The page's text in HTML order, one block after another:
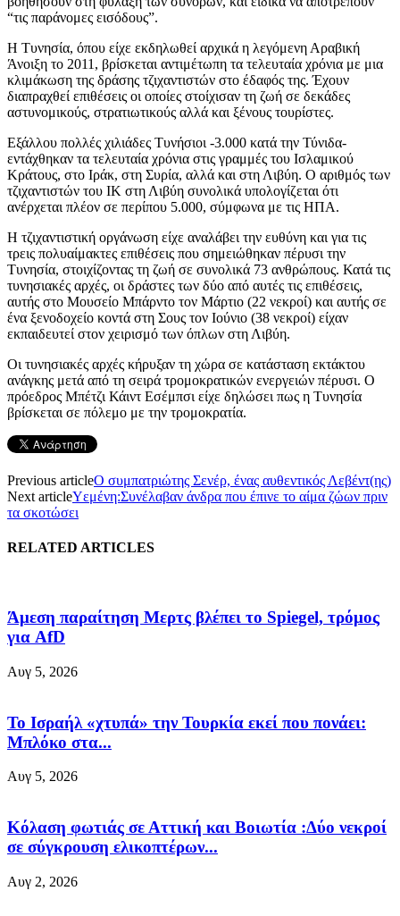
“τις παράνομες εισόδους”.
Η Τυνησία, όπου είχε εκδηλωθεί αρχικά η λεγόμενη Αραβική
Άνοιξη το 2011, βρίσκεται αντιμέτωπη τα τελευταία χρόνια με μια
κλιμάκωση της δράσης τζιχαντιστών στο έδαφός της. Έχουν
διαπραχθεί επιθέσεις οι οποίες στοίχισαν τη ζωή σε δεκάδες
αστυνομικούς, στρατιωτικούς αλλά και ξένους τουρίστες.
Εξάλλου πολλές χιλιάδες Τυνήσιοι -3.000 κατά την Τύνιδα-
εντάχθηκαν τα τελευταία χρόνια στις γραμμές του Ισλαμικού
Κράτους, στο Ιράκ, στη Συρία, αλλά και στη Λιβύη. Ο αριθμός των
τζιχαντιστών του ΙΚ στη Λιβύη συνολικά υπολογίζεται ότι
ανέρχεται πλέον σε περίπου 5.000, σύμφωνα με τις ΗΠΑ.
Η τζιχαντιστική οργάνωση είχε αναλάβει την ευθύνη και για τις
τρεις πολυαίμακτες επιθέσεις που σημειώθηκαν πέρυσι την
Τυνησία, στοιχίζοντας τη ζωή σε συνολικά 73 ανθρώπους. Κατά τις
τυνησιακές αρχές, οι δράστες των δύο από αυτές τις επιθέσεις,
αυτής στο Μουσείο Μπάρντο τον Μάρτιο (22 νεκροί) και αυτής σε
ένα ξενοδοχείο κοντά στη Σους τον Ιούνιο (38 νεκροί) είχαν
εκπαιδευτεί στον χειρισμό των όπλων στη Λιβύη.
Οι τυνησιακές αρχές κήρυξαν τη χώρα σε κατάσταση εκτάκτου
ανάγκης μετά από τη σειρά τρομοκρατικών ενεργειών πέρυσι. Ο
πρόεδρος Μπέτζι Κάιντ Εσέμπσι είχε δηλώσει πως η Τυνησία
βρίσκεται σε πόλεμο με την τρομοκρατία.
Previous articleO συμπατριώτης Σενέρ, ένας αυθεντικός Λεβέντ(ης)
Next articleΥεμένη:Συνέλαβαν άνδρα που έπινε το αίμα ζώων πριν
τα σκοτώσει
RELATED ARTICLES
Άμεση παραίτηση Mερτς βλέπει το Spiegel, τρόμος
για AfD
Αυγ 5, 2026
Το Ισραήλ «χτυπά» την Τουρκία εκεί που πονάει:
Μπλόκο στα...
Αυγ 5, 2026
Κόλαση φωτιάς σε Αττική και Βοιωτία :Δύο νεκροί
σε σύγκρουση ελικοπτέρων...
Αυγ 2, 2026